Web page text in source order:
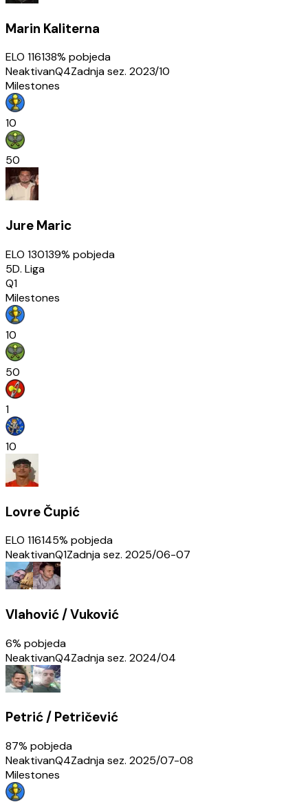
Marin Kaliterna
ELO 116138% pobjeda
NeaktivanQ4Zadnja sez. 2023/10
Milestones
10
50
Jure Maric
ELO 130139% pobjeda
5D. Liga
Q1
Milestones
10
50
1
10
Lovre Čupić
ELO 116145% pobjeda
NeaktivanQ1Zadnja sez. 2025/06-07
Vlahović / Vuković
6% pobjeda
NeaktivanQ4Zadnja sez. 2024/04
Petrić / Petričević
87% pobjeda
NeaktivanQ4Zadnja sez. 2025/07-08
Milestones